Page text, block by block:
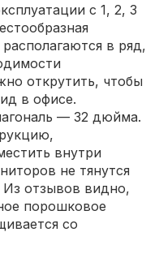
с 1, 2, 3
в ряд,
открутить, чтобы
в офисе.
— 32 дюйма.
внутри
не тянутся
отзывов видно,
порошковое
со